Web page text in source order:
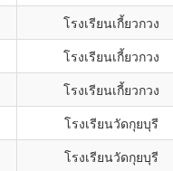
โรงเรียนเกี้ยวกวง
โรงเรียนเกี้ยวกวง
โรงเรียนเกี้ยวกวง
โรงเรียนวัดกุยบุรี
โรงเรียนวัดกุยบุรี